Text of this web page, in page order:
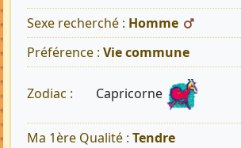
Sexe recherché : Homme
Préférence : Vie commune
Zodiac : Capricorne
Ma 1ère Qualité : Tendre